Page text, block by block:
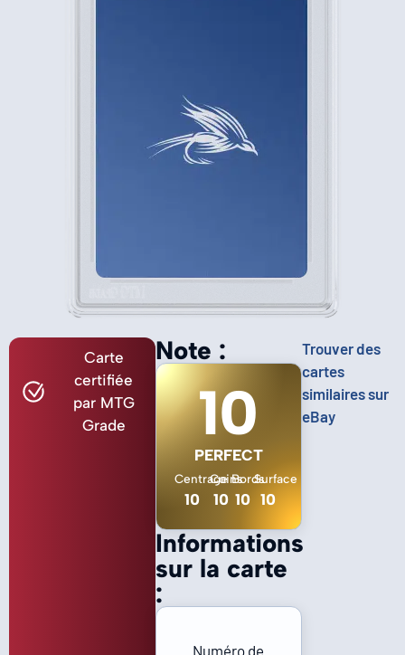
Carte
certifiée
par MTG
Grade
Informations
sur la carte
:
Numéro de
Note :
10
PERFECT
Centrage
10
Coins
10
Bords
10
Surface
10
Trouver des
cartes
similaires sur
eBay